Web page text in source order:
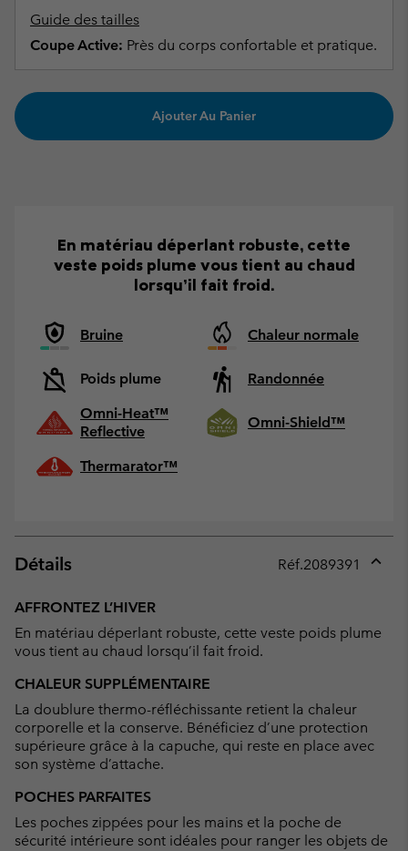
Guide des tailles
Coupe Active: Près du corps confortable et pratique.
Ajouter Au Panier
En matériau déperlant robuste, cette
veste poids plume vous tient au chaud
lorsqu’il fait froid.
Bruine Chaleur normale
Poids plume
Randonnée
Omni-Heat™
Reflective
Omni-Shield™
Thermarator™
Détails Réf.2089391
AFFRONTEZ L’HIVER
En matériau déperlant robuste, cette veste poids plume
vous tient au chaud lorsqu’il fait froid.
CHALEUR SUPPLÉMENTAIRE
La doublure thermo-réfléchissante retient la chaleur
corporelle et la conserve. Bénéficiez d’une protection
supérieure grâce à la capuche, qui reste en place avec
son système d’attache.
POCHES PARFAITES
Les poches zippées pour les mains et la poche de
sécurité intérieure sont idéales pour ranger les objets de